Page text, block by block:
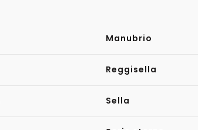
Manubrio
Reggisella
Sella